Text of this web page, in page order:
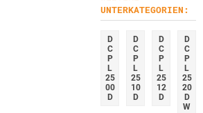
UNTERKATEGORIEN:
D
C
P
L
25
00
D
D
C
P
L
25
10
D
D
C
P
L
25
12
D
D
C
P
L
25
20
D
W